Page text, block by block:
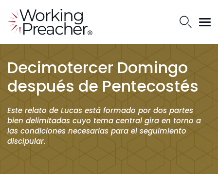
Decimotercer Domingo
después de Pentecostés
Este relato de Lucas está formado por dos partes
bien delimitadas cuyo tema central gira en torno a
las condiciones necesarias para el seguimiento
discipular.